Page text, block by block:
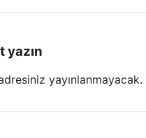
yazın
yayınlanmayacak.